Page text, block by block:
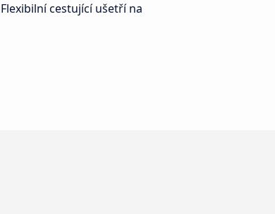
cestující ušetří na